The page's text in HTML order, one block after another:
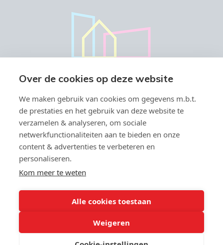
Vastgoedmakelaar-bemiddelaar BIV België BIV 504.945 & 508.847 -
Toezichthoudende autoriteit: Beroepsinstituut van
Onderworpen aan de
- Lid BIV -
info@biv.be - Lid CIB - BA en borgstelling via NV Axa Belgium (polisnr;
Over de cookies op deze website
We maken gebruik van cookies om gegevens m.b.t.
de prestaties en het gebruik van deze website te
verzamelen & analyseren, om sociale
netwerkfunctionaliteiten aan te bieden en onze
content & advertenties te verbeteren en
personaliseren.
Kom meer te weten
Alle cookies toestaan
Weigeren